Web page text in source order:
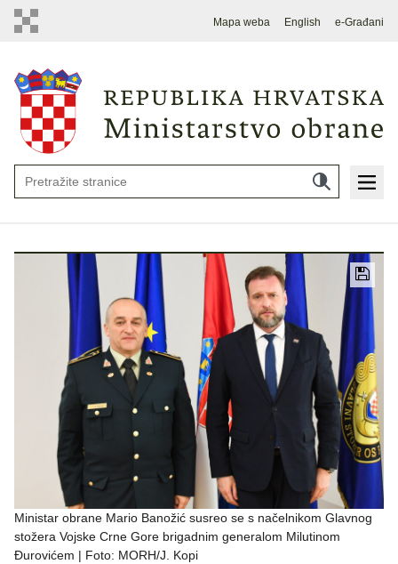
Mapa weba English e-Građani
Ministar obrane Mario Banožić susreo se s načelnikom Glavnog
stožera Vojske Crne Gore brigadnim generalom Milutinom
Đurovićem | Foto: MORH/J. Kopi